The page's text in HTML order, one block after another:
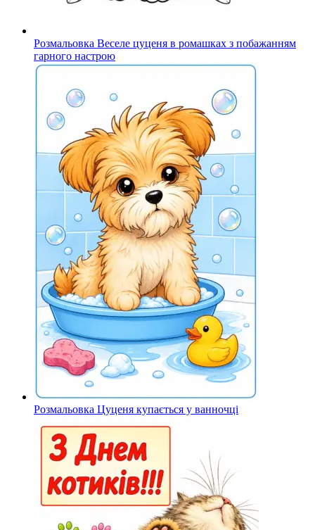
Розмальовка Веселе цуценя в ромашках з побажанням
гарного настрою
Розмальовка Цуценя купається у ванночці